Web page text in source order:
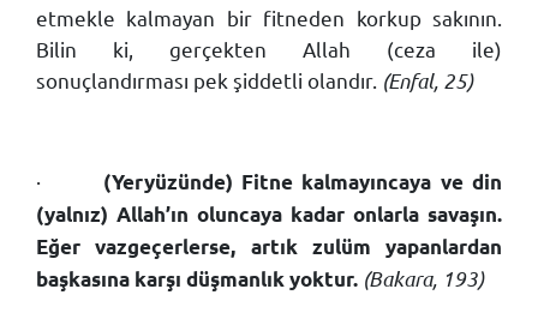
etmekle kalmayan bir fitneden korkup sakının.
Bilin ki, gerçekten Allah (ceza ile)
sonuçlandırması pek şiddetli olandır. (Enfal, 25)
·
(Yeryüzünde) Fitne kalmayıncaya ve din
(yalnız) Allah’ın oluncaya kadar onlarla savaşın.
Eğer vazgeçerlerse, artık zulüm yapanlardan
başkasına karşı düşmanlık yoktur. (Bakara, 193)